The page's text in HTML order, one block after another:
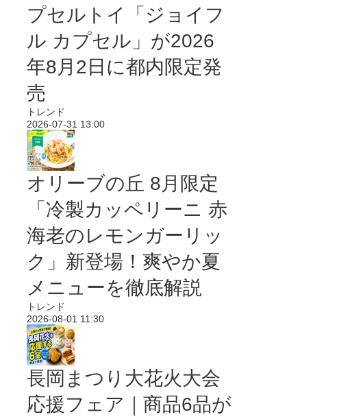
プセルトイ「ジョイフ
ル カプセル」が2026
年8月2日に都内限定発
売
トレンド
2026-07-31 13:00
オリーブの丘 8月限定
「冷製カッペリーニ 赤
海老のレモンガーリッ
ク」新登場！爽やか夏
メニューを徹底解説
トレンド
2026-08-01 11:30
長岡まつり大花火大会
応援フェア｜商品6品が